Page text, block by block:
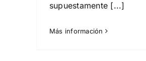
supuestamente [...]
Más información